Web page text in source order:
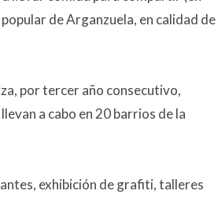
de Arganzuela, en calidad de
por tercer año consecutivo,
a cabo en 20 barrios de la
exhibición de grafiti, talleres